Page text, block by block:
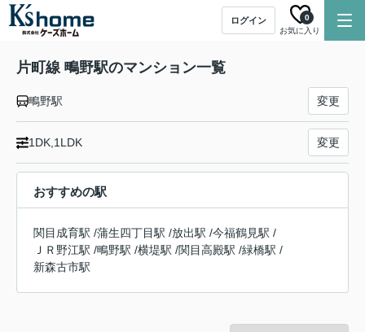
ログイン
お気に入り
0
片町線 鴫野駅のマンション一覧
鴫野駅 変更
1DK,1LDK 変更
おすすめの駅
関目成育駅 /蒲生四丁目駅 /放出駅 /今福鶴見駅 /
ＪＲ野江駅 /鴫野駅 /横堤駅 /関目高殿駅 /緑橋駅 /
新森古市駅